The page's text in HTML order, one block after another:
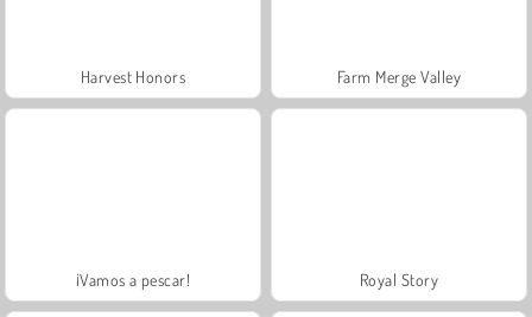
Harvest Honors Farm Merge Valley
¡Vamos a pescar! Royal Story